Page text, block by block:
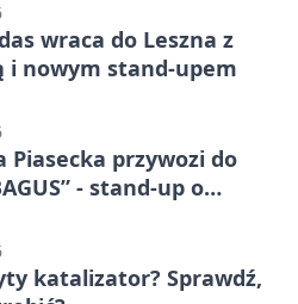
wraca do Leszna z
i nowym stand-upem
Piasecka przywozi do
- stand-up o
katalizator? Sprawdź,